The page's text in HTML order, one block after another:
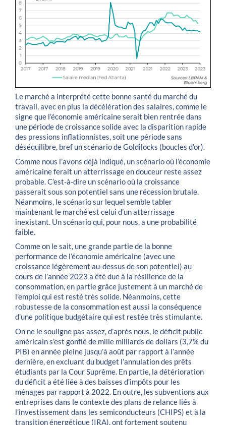
Le marché a interprété cette bonne santé du marché du
travail, avec en plus la décélération des salaires, comme le
signe que l’économie américaine serait bien rentrée dans
une période de croissance solide avec la disparition rapide
des pressions inflationnistes, soit une période sans
déséquilibre, bref un scénario de Goldilocks (boucles d’or).
Comme nous l’avons déjà indiqué, un scénario où l’économie
américaine ferait un atterrissage en douceur reste assez
probable. C’est-à-dire un scénario où la croissance
passerait sous son potentiel sans une récession brutale.
Néanmoins, le scénario sur lequel semble tabler
maintenant le marché est celui d’un atterrissage
inexistant. Un scénario qui, pour nous, a une probabilité
faible.
Comme on le sait, une grande partie de la bonne
performance de l’économie américaine (avec une
croissance légèrement au-dessus de son potentiel) au
cours de l’année 2023 a été due à la résilience de la
consommation, en partie grâce justement à un marché de
l’emploi qui est resté très solide. Néanmoins, cette
robustesse de la consommation est aussi la conséquence
d’une politique budgétaire qui est restée très stimulante.
On ne le souligne pas assez, d’après nous, le déficit public
américain s’est gonflé de mille milliards de dollars (3,7% du
PIB) en année pleine jusqu’à août par rapport à l’année
dernière, en excluant du budget l’annulation des prêts
étudiants par la Cour Suprême. En partie, la détérioration
du déficit a été liée à des baisses d’impôts pour les
ménages par rapport à 2022. En outre, les subventions aux
entreprises dans le contexte des plans de relance liés à
l’investissement dans les semiconducteurs (CHIPS) et à la
transition énergétique (IRA), ont fortement soutenu